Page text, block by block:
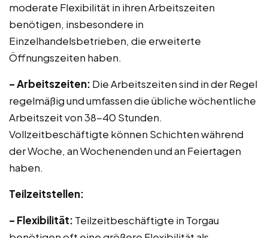
moderate Flexibilität in ihren Arbeitszeiten
benötigen, insbesondere in
Einzelhandelsbetrieben, die erweiterte
Öffnungszeiten haben.
– Arbeitszeiten: Die Arbeitszeiten sind in der Regel
regelmäßig und umfassen die übliche wöchentliche
Arbeitszeit von 38-40 Stunden.
Vollzeitbeschäftigte können Schichten während
der Woche, an Wochenenden und an Feiertagen
haben.
Teilzeitstellen:
– Flexibilität: Teilzeitbeschäftigte in Torgau